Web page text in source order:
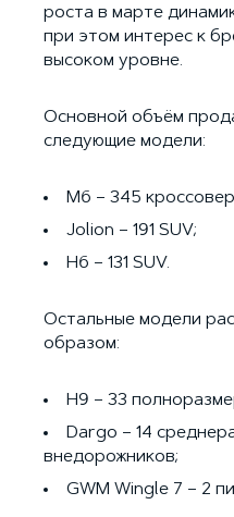
роста в марте
при этом интерес к
высоком уровне.
Основной объём
следующие модели:
M6 – 345
Jolion – 191 SUV;
H6 – 131 SUV.
Остальные модели
образом:
H9 – 33
Dargo – 14
внедорожников;
GWM Wingle 7 – 2